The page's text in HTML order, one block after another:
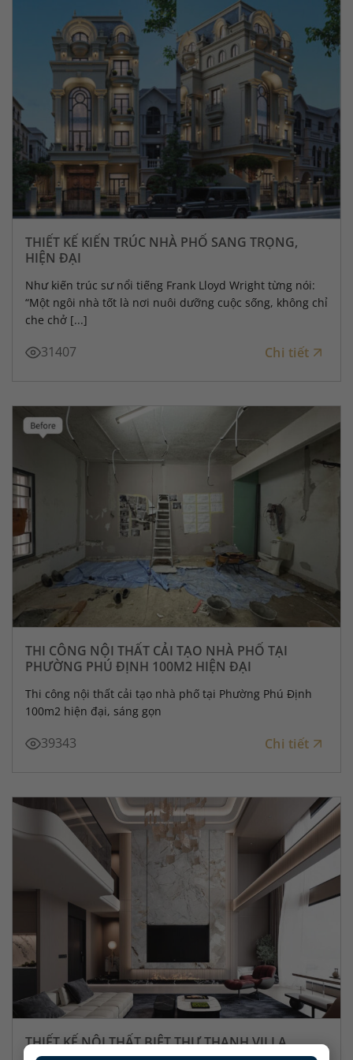
THIẾT KẾ KIẾN TRÚC NHÀ PHỐ SANG TRỌNG,
HIỆN ĐẠI
Như kiến trúc sư nổi tiếng Frank Lloyd Wright từng nói:
“Một ngôi nhà tốt là nơi nuôi dưỡng cuộc sống, không chỉ
che chở [...]
31407 Chi tiết
THI CÔNG NỘI THẤT CẢI TẠO NHÀ PHỐ TẠI
PHƯỜNG PHÚ ĐỊNH 100M2 HIỆN ĐẠI
Thi công nội thất cải tạo nhà phố tại Phường Phú Định
100m2 hiện đại, sáng gọn
39343 Chi tiết
THIẾT KẾ NỘI THẤT BIỆT THỰ THANH VILLA